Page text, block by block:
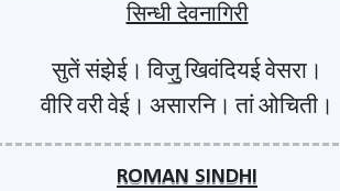
सिन्धी देवनागिरी
सुतें संझेई। विजु॒ खिवंदियई वेसरा।
वीरि वरी वेई। असारनि। तां ओचिती।
ROMAN SINDHI